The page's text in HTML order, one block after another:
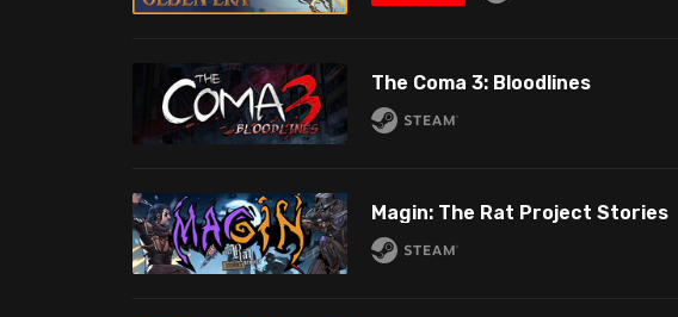
The Coma 3: Bloodlines
Magin: The Rat Project Stories